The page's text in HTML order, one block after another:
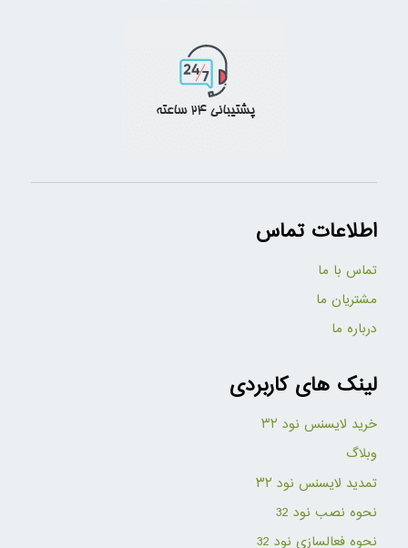
اطلاعات تماس
تماس با ما
مشتریان ما
درباره ما
لینک های کاربردی
خرید لایسنس نود ۳۲
وبلاگ
تمدید لایسنس نود ۳۲
نحوه نصب نود 32
نحوه فعالسازی نود 32